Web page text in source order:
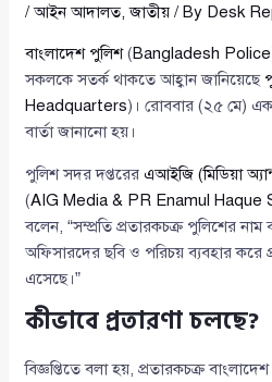
/আইন আদালত,জাতীয় / By Desk
বাংলাদেশ পুলিশ(Bangladesh Police
সকলকে সতর্ক থাকতে আহ্বান জানিয়েছে
Headquarters)। রোববার (২৫ মে) এক
বার্তা জানানো হয়।
পুলিশ সদর দপ্তরেরএআইজি (মিডিয়া
(AIG Media & PR Enamul Haque
বলেন, “সম্প্রতি প্রতারকচক্র পুলিশের
অফিসারদের ছবি ও পরিচয় ব্যবহার করে
এসেছে।”
কীভাবে প্রতারণা চলছে?
বিজ্ঞপ্তিতে বলা হয়, প্রতারকচক্র